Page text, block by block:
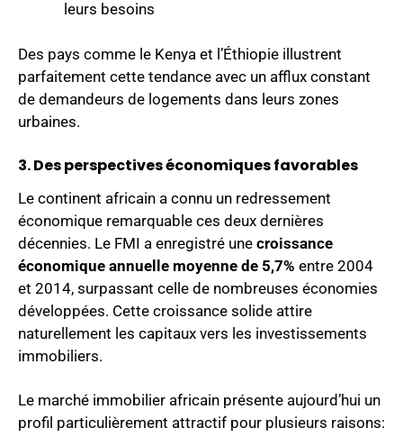
leurs besoins
Des pays comme le Kenya et l’Éthiopie illustrent
parfaitement cette tendance avec un afflux constant
de demandeurs de logements dans leurs zones
urbaines.
3. Des perspectives économiques favorables
Le continent africain a connu un redressement
économique remarquable ces deux dernières
décennies. Le FMI a enregistré une croissance
économique annuelle moyenne de 5,7% entre 2004
et 2014, surpassant celle de nombreuses économies
développées. Cette croissance solide attire
naturellement les capitaux vers les investissements
immobiliers.
Le marché immobilier africain présente aujourd’hui un
profil particulièrement attractif pour plusieurs raisons: